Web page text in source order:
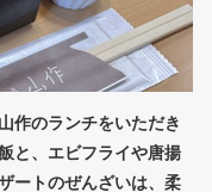
作のランチをいただき
と、エビフライや唐揚
ートのぜんざいは、柔